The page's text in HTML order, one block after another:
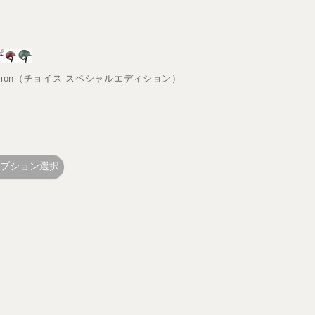
（チョイス スペシャルエディション）
ション選択